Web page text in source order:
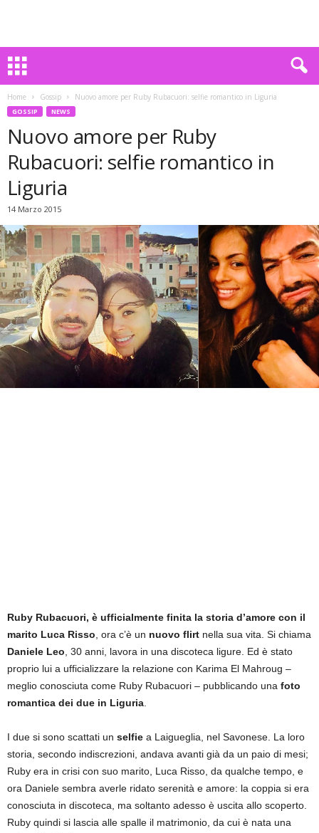
Home Gossip Nuovo amore per Ruby Rubacuori: selfie romantico in Liguria
GOSSIP NEWS
Nuovo amore per Ruby
Rubacuori: selfie romantico in
Liguria
14 Marzo 2015
Ruby Rubacuori, è ufficialmente finita la storia d’amore con il
marito Luca Risso, ora c’è un nuovo flirt nella sua vita. Si chiama
Daniele Leo, 30 anni, lavora in una discoteca ligure. Ed è stato
proprio lui a ufficializzare la relazione con Karima El Mahroug –
meglio conosciuta come Ruby Rubacuori – pubblicando una foto
romantica dei due in Liguria.
I due si sono scattati un selfie a Laigueglia, nel Savonese. La loro
storia, secondo indiscrezioni, andava avanti già da un paio di mesi;
Ruby era in crisi con suo marito, Luca Risso, da qualche tempo, e
ora Daniele sembra averle ridato serenità e amore: la coppia si era
conosciuta in discoteca, ma soltanto adesso è uscita allo scoperto.
Ruby quindi si lascia alle spalle il matrimonio, da cui è nata una